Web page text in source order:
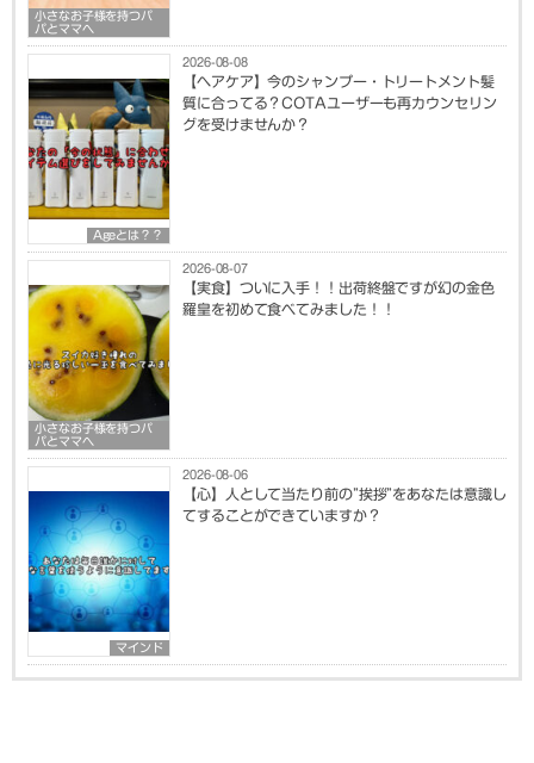
小さなお子様を持つパ
パとママへ
Ageとは？？
2026-08-08
【ヘアケア】今のシャンプー・トリートメント髪
質に合ってる？COTAユーザーも再カウンセリン
グを受けませんか？
小さなお子様を持つパ
パとママへ
2026-08-07
【実食】ついに入手！！出荷終盤ですが幻の金色
羅皇を初めて食べてみました！！
マインド
2026-08-06
【心】人として当たり前の”挨拶”をあなたは意識し
てすることができていますか？